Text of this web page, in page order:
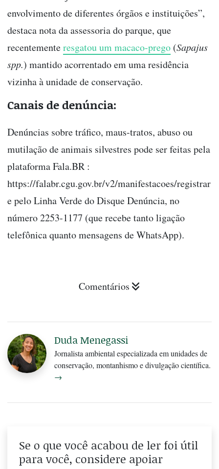
envolvimento de diferentes órgãos e instituições”,
destaca nota da assessoria do parque, que
recentementeresgatou um macaco-prego (Sapajus
spp.) mantido acorrentado em uma residência
vizinha à unidade de conservação.
Canais de denúncia:
Denúncias sobre tráfico, maus-tratos, abuso ou
mutilação de animais silvestres pode ser feitas pela
plataforma Fala.BR :
https://falabr.cgu.gov.br/v2/manifestacoes/registrar
e pelo Linha Verde do Disque Denúncia, no
número 2253-1177 (que recebe tanto ligação
telefônica quanto mensagens de WhatsApp).
Comentários
Duda Menegassi
Jornalista ambiental especializada em unidades de
conservação, montanhismo e divulgação científica.
→
Se o que você acabou de ler foi útil
para você, considere apoiar